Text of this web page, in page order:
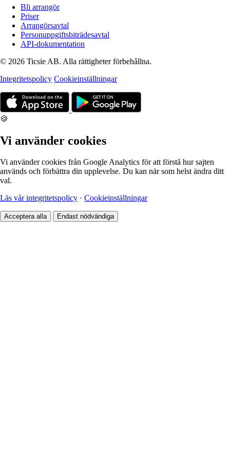
Bli arrangör
Priser
Arrangörsavtal
Personuppgiftsbiträdesavtal
API-dokumentation
© 2026 Ticsie AB. Alla rättigheter förbehållna.
Integritetspolicy Cookieinställningar
🍪
Vi använder cookies
Vi använder cookies från Google Analytics för att förstå hur sajten
används och förbättra din upplevelse. Du kan när som helst ändra ditt
val.
Läs vår integritetspolicy · Cookieinställningar
Acceptera alla Endast nödvändiga